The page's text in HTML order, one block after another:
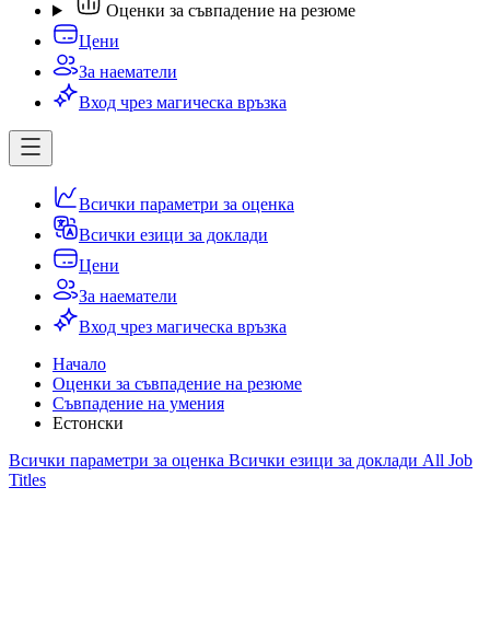
Оценки за съвпадение на резюме
Цени
За наематели
Вход чрез магическа връзка
Всички параметри за оценка
Всички езици за доклади
Цени
За наематели
Вход чрез магическа връзка
Начало
Оценки за съвпадение на резюме
Съвпадение на умения
Естонски
Всички параметри за оценка Всички езици за доклади All Job
Titles